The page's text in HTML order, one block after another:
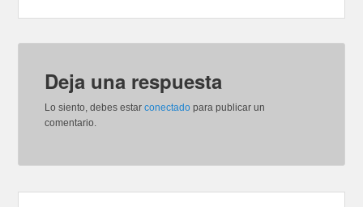
Deja una respuesta
Lo siento, debes estarconectado para publicar un
comentario.